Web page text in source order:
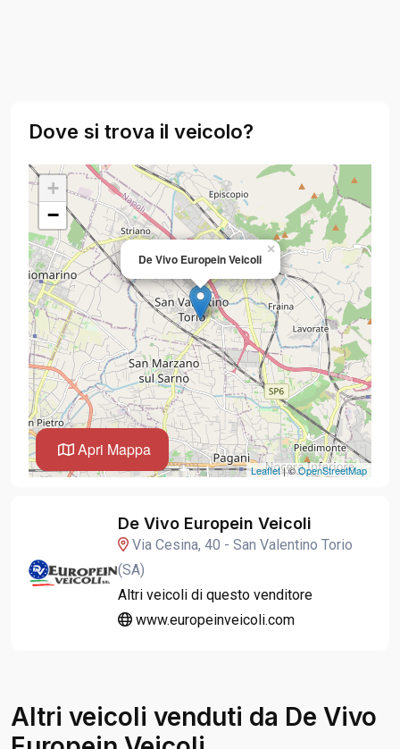
Dove si trova il veicolo?
Apri Mappa
De Vivo Europein Veicoli
×
+
−
Leaflet| ©OpenStreetMap
De Vivo Europein Veicoli
Via Cesina, 40 - San Valentino Torio
(SA)
Altri veicoli di questo venditore
www.europeinveicoli.com
Altri veicoli venduti da De Vivo